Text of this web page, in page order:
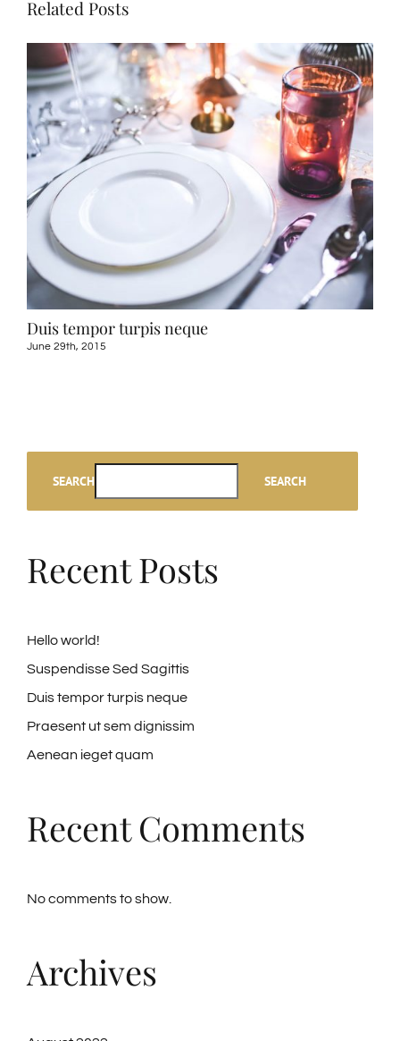
Related Posts
Duis tempor turpis neque
June 29th, 2015
SEARCH SEARCH
Recent Posts
Hello world!
Suspendisse Sed Sagittis
Duis tempor turpis neque
Praesent ut sem dignissim
Aenean ieget quam
Recent Comments
No comments to show.
Archives